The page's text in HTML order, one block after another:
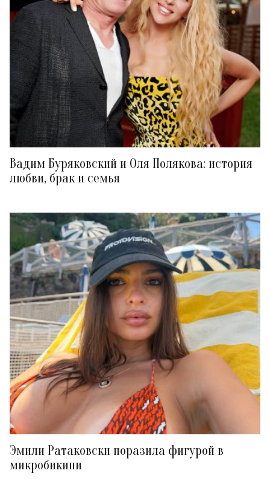
Вадим Буряковский и Оля Полякова: история
любви, брак и семья
Эмили Ратаковски поразила фигурой в
микробикини